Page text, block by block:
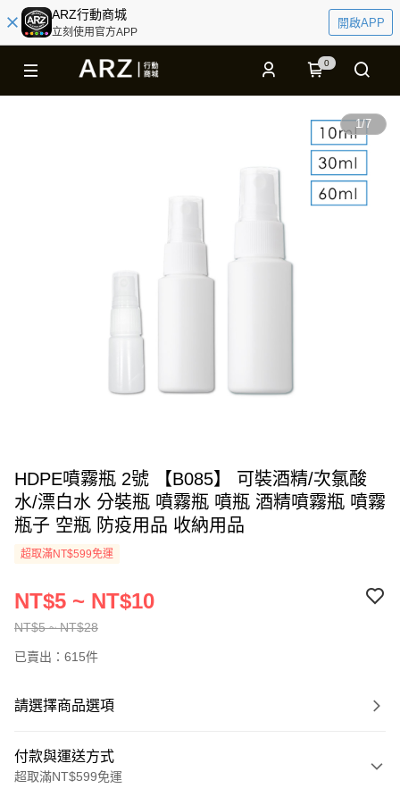
ARZ行動商城
立刻使用官方APP
開啟APP
0
1/7
HDPE噴霧瓶 2號 【B085】 可裝酒精/次氯酸
水/漂白水 分裝瓶 噴霧瓶 噴瓶 酒精噴霧瓶 噴霧
瓶子 空瓶 防疫用品 收納用品
超取滿NT$599免運
NT$5 ~ NT$28
NT$5 ~ NT$10
已賣出：615件
請選擇商品選項
付款與運送方式
超取滿NT$599免運